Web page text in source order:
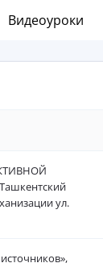
Видеоуроки
ул.